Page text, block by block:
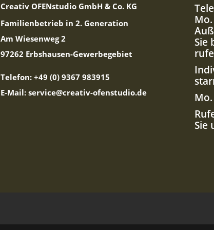
Creativ OFENstudio GmbH & Co. KG
Familienbetrieb in 2. Generation
Am Wiesenweg 2
97262 Erbshausen-Gewerbegebiet
Telefon: +49 (0) 9367 983915
E-Mail: service@creativ-ofenstudio.de
Sie
Sie